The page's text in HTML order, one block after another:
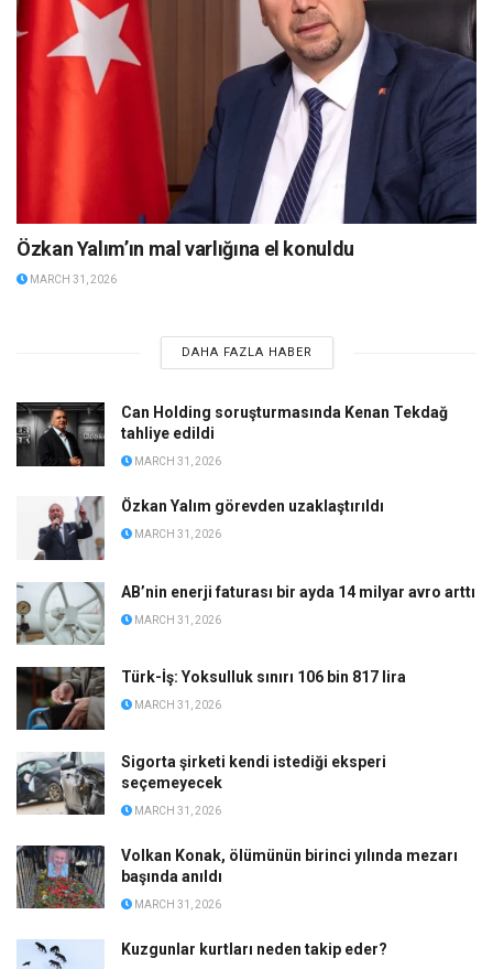
Özkan Yalım’ın mal varlığına el konuldu
MARCH 31, 2026
DAHA FAZLA HABER
Can Holding soruşturmasında Kenan Tekdağ
tahliye edildi
MARCH 31, 2026
Özkan Yalım görevden uzaklaştırıldı
MARCH 31, 2026
AB’nin enerji faturası bir ayda 14 milyar avro arttı
MARCH 31, 2026
Türk-İş: Yoksulluk sınırı 106 bin 817 lira
MARCH 31, 2026
Sigorta şirketi kendi istediği eksperi
seçemeyecek
MARCH 31, 2026
Volkan Konak, ölümünün birinci yılında mezarı
başında anıldı
MARCH 31, 2026
Kuzgunlar kurtları neden takip eder?